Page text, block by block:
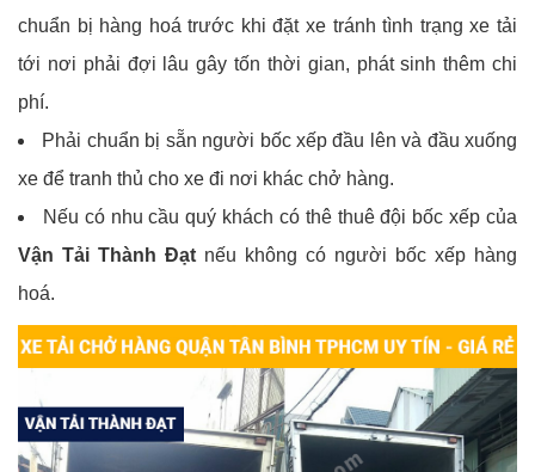
chuẩn bị hàng hoá trước khi đặt xe tránh tình trạng xe tải
tới nơi phải đợi lâu gây tốn thời gian, phát sinh thêm chi
phí.
Phải chuẩn bị sẵn người bốc xếp đầu lên và đầu xuống
xe để tranh thủ cho xe đi nơi khác chở hàng.
Nếu có nhu cầu quý khách có thê thuê đội bốc xếp của
Vận Tải Thành Đạt nếu không có người bốc xếp hàng
hoá.